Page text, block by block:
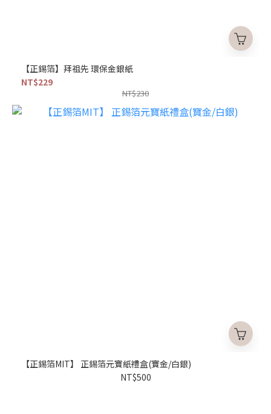
【正錫箔】拜祖先 環保金銀紙
NT$229
NT$230
【正錫箔MIT】 正錫箔元寶紙禮盒(寶金/白銀)
NT$500